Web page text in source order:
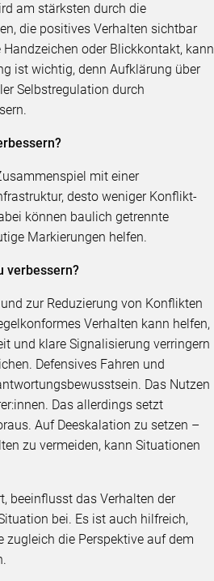
am stärksten durch die
die positives Verhalten sichtbar
oder Blickkontakt, kann
ist wichtig, denn Aufklärung über
Selbstregulation durch
mit einer
desto weniger Konflikt-
können baulich getrennte
Markierungen helfen.
verbessern?
zur Reduzierung von Konflikten
Verhalten kann helfen,
und klare Signalisierung verringern
Defensives Fahren und
Das Nutzen
Das allerdings setzt
Auf Deeskalation zu setzen –
zu vermeiden, kann Situationen
beeinflusst das Verhalten der
bei. Es ist auch hilfreich,
zugleich die Perspektive auf dem